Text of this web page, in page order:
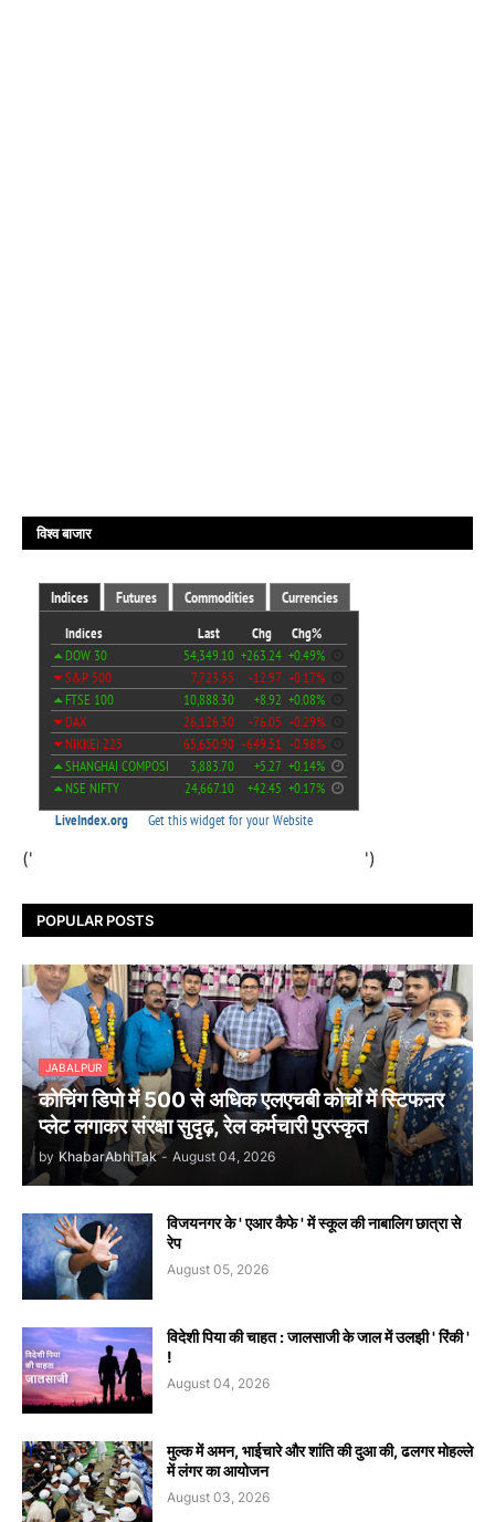
विश्व बाजार
(' ')
POPULAR POSTS
JABALPUR
कोचिंग डिपो में 500 से अधिक एलएचबी कोचों में स्टिफऩर
प्लेट लगाकर संरक्षा सुदृढ़, रेल कर्मचारी पुरस्कृत
by KhabarAbhiTak - August 04, 2026
विजयनगर के ' एआर कैफे ' में स्कूल की नाबालिग छात्रा से
रेप
August 05, 2026
विदेशी पिया की चाहत : जालसाजी के जाल में उलझी ' रिंकी '
!
August 04, 2026
मुल्क में अमन, भाईचारे और शांति की दुआ की, ढलगर मोहल्ले
में लंगर का आयोजन
August 03, 2026